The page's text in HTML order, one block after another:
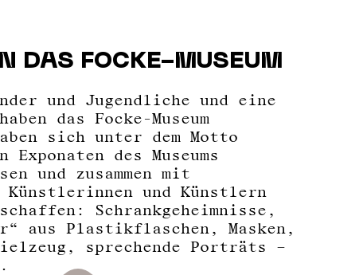
DAS FOCKE-MUSEUM
und Jugendliche und eine
das Focke-Museum
sich unter dem Motto
Exponaten des Museums
und zusammen mit
und Künstlern
Schrankgeheimnisse,
aus Plastikflaschen, Masken,
sprechende Porträts –